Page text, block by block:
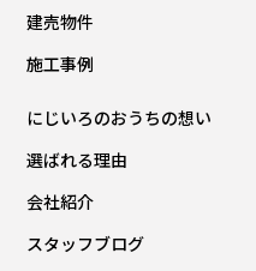
建売物件
施工事例
にじいろのおうちの想い
選ばれる理由
会社紹介
スタッフブログ